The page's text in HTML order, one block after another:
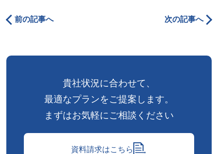
前の記事へ 次の記事へ
貴社状況に合わせて、
最適なプランをご提案します。
まずはお気軽にご相談ください
資料請求はこちら